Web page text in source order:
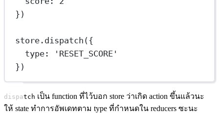
})
store. dispatch ({
type:
'RESET_SCORE'
})
dispatch เป็น function ที่ไว้บอก store ว่าเกิด action ขึ้นแล้วนะ
ให้ state ทำการอัพเดทตาม type ที่กำหนดใน reducers ซะนะ